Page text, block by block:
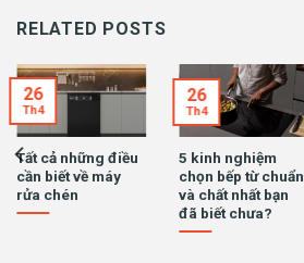
RELATED POSTS
Tất cả những điều
cần biết về máy
rửa chén
26
Th4
5 kinh nghiệm
chọn bếp từ chuẩn
và chất nhất bạn
đã biết chưa?
26
Th4